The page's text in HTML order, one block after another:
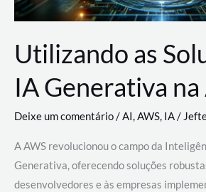
Utilizando as
IA Generativa na
Deixe um comentário/AI,AWS, IA/
A AWS revolucionou o campo da
Generativa, oferecendo soluções
desenvolvedores e às empresas